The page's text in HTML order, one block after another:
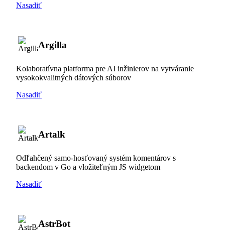
Nasadiť
Argilla
Kolaboratívna platforma pre AI inžinierov na vytváranie
vysokokvalitných dátových súborov
Nasadiť
Artalk
Odľahčený samo-hosťovaný systém komentárov s
backendom v Go a vložiteľným JS widgetom
Nasadiť
AstrBot